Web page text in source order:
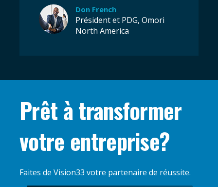
Don French
Président et PDG, Omori
North America
Prêt à transformer
votre entreprise?
Faites de Vision33 votre partenaire de réussite.